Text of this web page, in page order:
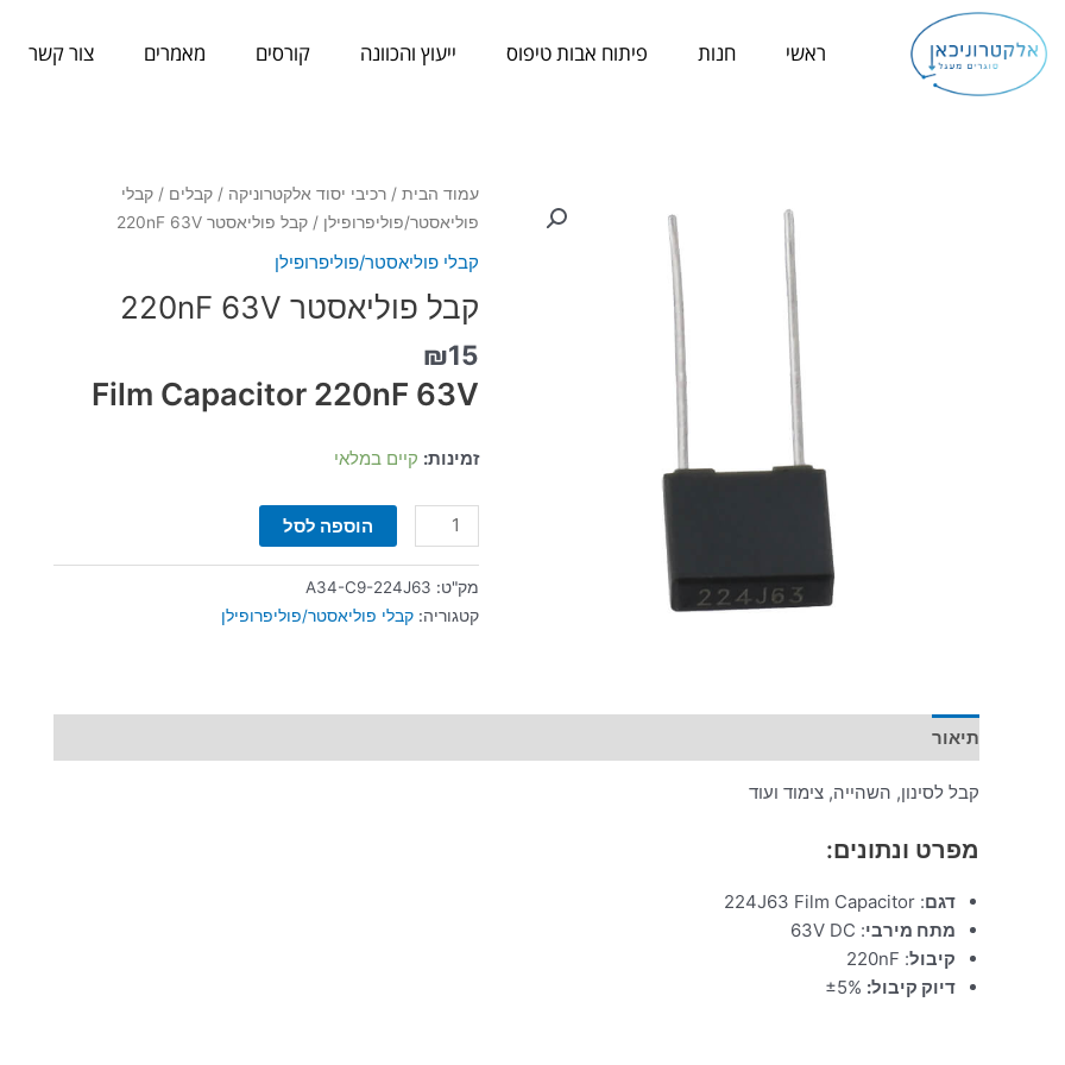
לתוכן
ראשי חנות פיתוח אבות טיפוס ייעוץ והכוונה קורסים מאמרים צור קשר
עמוד הבית/ רכיבי יסוד אלקטרוניקה / קבלים / קבלי
פוליאסטר/פוליפרופילן / קבל פוליאסטר 220nF 63V
קבלי פוליאסטר/פוליפרופילן
קבל פוליאסטר 220nF 63V
₪15
Film Capacitor 220nF 63V
זמינות: קיים במלאי
כמות
של
קבל
פוליאסטר
220nF
הוספה לסל
מק"ט: A34-C9-224J63
קטגוריה: קבלי פוליאסטר/פוליפרופילן
תיאור
קבל לסינון, השהייה, צימוד ועוד
מפרט ונתונים:
דגם: 224J63 Film Capacitor
מתח מירבי: 63V DC
קיבול: 220nF
דיוק קיבול: